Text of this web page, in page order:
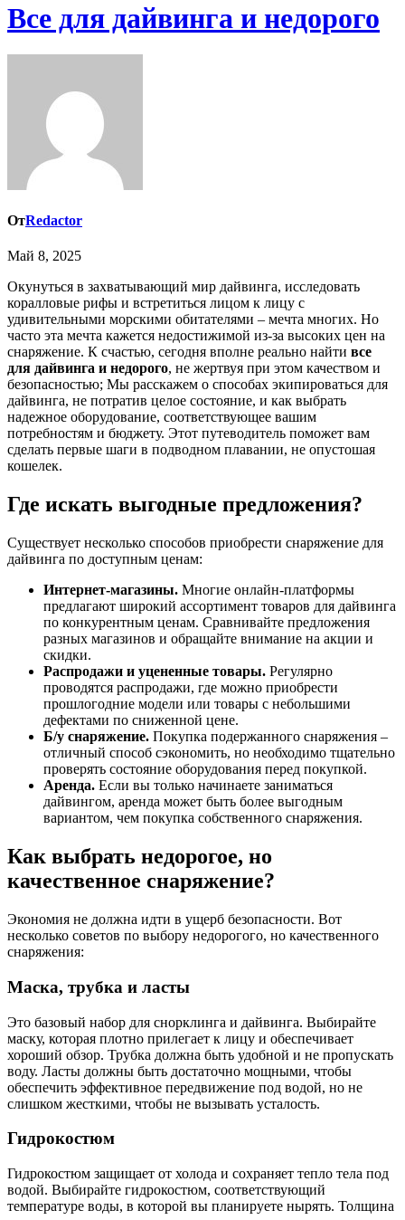
Все для дайвинга и недорого
ОтRedactor
Май 8, 2025
Окунуться в захватывающий мир дайвинга, исследовать
коралловые рифы и встретиться лицом к лицу с
удивительными морскими обитателями – мечта многих. Но
часто эта мечта кажется недостижимой из-за высоких цен на
снаряжение. К счастью, сегодня вполне реально найти все
для дайвинга и недорого, не жертвуя при этом качеством и
безопасностью; Мы расскажем о способах экипироваться для
дайвинга, не потратив целое состояние, и как выбрать
надежное оборудование, соответствующее вашим
потребностям и бюджету. Этот путеводитель поможет вам
сделать первые шаги в подводном плавании, не опустошая
кошелек.
Где искать выгодные предложения?
Существует несколько способов приобрести снаряжение для
дайвинга по доступным ценам:
Интернет-магазины. Многие онлайн-платформы
предлагают широкий ассортимент товаров для дайвинга
по конкурентным ценам. Сравнивайте предложения
разных магазинов и обращайте внимание на акции и
скидки.
Распродажи и уцененные товары. Регулярно
проводятся распродажи, где можно приобрести
прошлогодние модели или товары с небольшими
дефектами по сниженной цене.
Б/у снаряжение. Покупка подержанного снаряжения –
отличный способ сэкономить, но необходимо тщательно
проверять состояние оборудования перед покупкой.
Аренда. Если вы только начинаете заниматься
дайвингом, аренда может быть более выгодным
вариантом, чем покупка собственного снаряжения.
Как выбрать недорогое, но
качественное снаряжение?
Экономия не должна идти в ущерб безопасности. Вот
несколько советов по выбору недорогого, но качественного
снаряжения:
Маска, трубка и ласты
Это базовый набор для снорклинга и дайвинга. Выбирайте
маску, которая плотно прилегает к лицу и обеспечивает
хороший обзор. Трубка должна быть удобной и не пропускать
воду. Ласты должны быть достаточно мощными, чтобы
обеспечить эффективное передвижение под водой, но не
слишком жесткими, чтобы не вызывать усталость.
Гидрокостюм
Гидрокостюм защищает от холода и сохраняет тепло тела под
водой. Выбирайте гидрокостюм, соответствующий
температуре воды, в которой вы планируете нырять. Толщина